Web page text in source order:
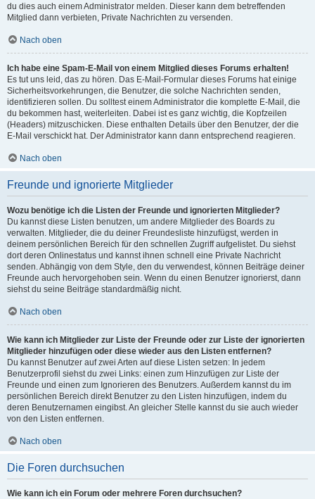
du dies auch einem Administrator melden. Dieser kann dem betreffenden
Mitglied dann verbieten, Private Nachrichten zu versenden.
Nach oben
Ich habe eine Spam-E-Mail von einem Mitglied dieses Forums erhalten!
Es tut uns leid, das zu hören. Das E-Mail-Formular dieses Forums hat einige
Sicherheitsvorkehrungen, die Benutzer, die solche Nachrichten senden,
identifizieren sollen. Du solltest einem Administrator die komplette E-Mail, die
du bekommen hast, weiterleiten. Dabei ist es ganz wichtig, die Kopfzeilen
(Headers) mitzuschicken. Diese enthalten Details über den Benutzer, der die
E-Mail verschickt hat. Der Administrator kann dann entsprechend reagieren.
Nach oben
Freunde und ignorierte Mitglieder
Wozu benötige ich die Listen der Freunde und ignorierten Mitglieder?
Du kannst diese Listen benutzen, um andere Mitglieder des Boards zu
verwalten. Mitglieder, die du deiner Freundesliste hinzufügst, werden in
deinem persönlichen Bereich für den schnellen Zugriff aufgelistet. Du siehst
dort deren Onlinestatus und kannst ihnen schnell eine Private Nachricht
senden. Abhängig von dem Style, den du verwendest, können Beiträge deiner
Freunde auch hervorgehoben sein. Wenn du einen Benutzer ignorierst, dann
siehst du seine Beiträge standardmäßig nicht.
Nach oben
Wie kann ich Mitglieder zur Liste der Freunde oder zur Liste der ignorierten
Mitglieder hinzufügen oder diese wieder aus den Listen entfernen?
Du kannst Benutzer auf zwei Arten auf diese Listen setzen: In jedem
Benutzerprofil siehst du zwei Links: einen zum Hinzufügen zur Liste der
Freunde und einen zum Ignorieren des Benutzers. Außerdem kannst du im
persönlichen Bereich direkt Benutzer zu den Listen hinzufügen, indem du
deren Benutzernamen eingibst. An gleicher Stelle kannst du sie auch wieder
von den Listen entfernen.
Nach oben
Die Foren durchsuchen
Wie kann ich ein Forum oder mehrere Foren durchsuchen?